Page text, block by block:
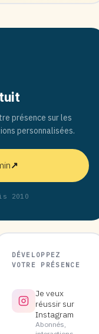
présence sur les
personnalisées.
↗
2010
DÉVELOPPEZ
VOTRE PRÉSENCE
Je veux
réussir sur
Instagram
Abonnés,